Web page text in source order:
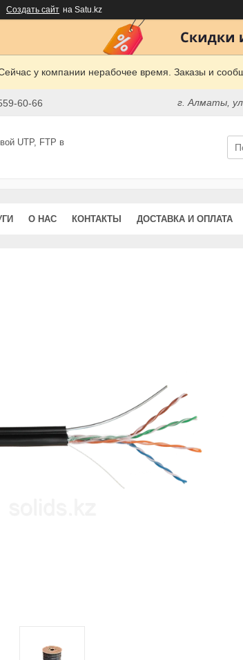
Создать сайт на Satu.kz
у компании нерабочее время. Заказы и
60-66 г. Алматы,
UTP, FTP в
О НАС КОНТАКТЫ ДОСТАВКА И ОПЛАТА